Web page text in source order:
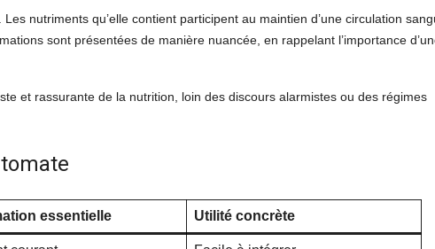
nutriments qu’elle contient participent au maintien d’une circulation
sont présentées de manière nuancée, en rappelant l’importance
et rassurante de la nutrition, loin des discours alarmistes ou des régimes
essentielle Utilité concrète